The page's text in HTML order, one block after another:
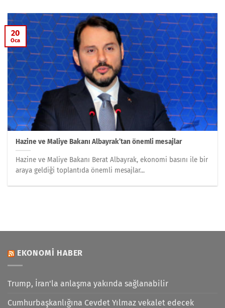
Hazine ve Maliye Bakanı Albayrak’tan önemli mesajlar
Hazine ve Maliye Bakanı Berat Albayrak, ekonomi basını ile bir
araya geldiği toplantıda önemli mesajlar...
20
Oca
EKONOMI HABER
Trump, İran'la anlaşma yakında sağlanabilir
Cumhurbaşkanlığına Cevdet Yılmaz vekalet edecek